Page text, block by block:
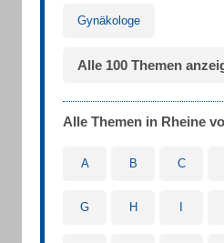
Gynäkologe
Alle 100 Themen
Alle Themen in Rheine
A B C
G H